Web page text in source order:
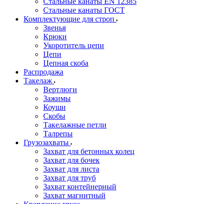
Стальные канаты ГОСТ
Комплектующие для строп
Звенья
Крюки
Укоротитель цепи
Цепи
Цепная скоба
Распродажа
Такелаж
Вертлюги
Зажимы
Коуши
Скобы
Такелажные петли
Талрепы
Грузозахваты
Захват для бетонных колец
Захват для бочек
Захват для листа
Захват для труб
Захват контейнерный
Захват магнитный